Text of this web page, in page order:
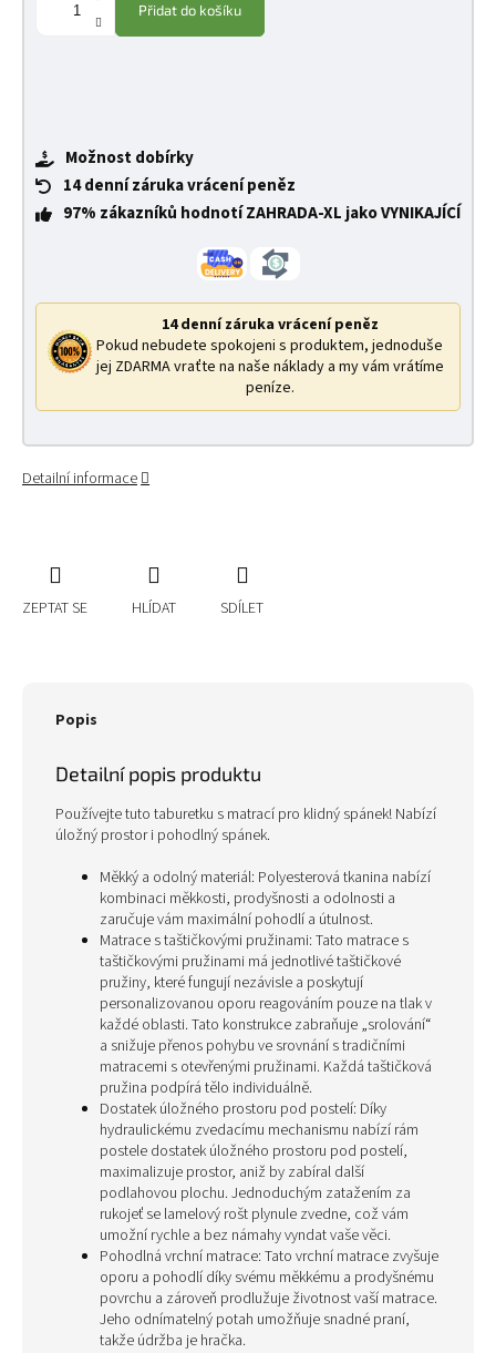
Přidat do košíku
Možnost dobírky
14 denní záruka vrácení peněz
97% zákazníků hodnotí ZAHRADA-XL jako VYNIKAJÍCÍ
14 denní záruka vrácení peněz
Pokud nebudete spokojeni s produktem, jednoduše
jej ZDARMA vraťte na naše náklady a my vám vrátíme
peníze.
Detailní informace
ZEPTAT SE HLÍDAT SDÍLET
Popis
Detailní popis produktu
Používejte tuto taburetku s matrací pro klidný spánek! Nabízí
úložný prostor i pohodlný spánek.
Měkký a odolný materiál: Polyesterová tkanina nabízí
kombinaci měkkosti, prodyšnosti a odolnosti a
zaručuje vám maximální pohodlí a útulnost.
Matrace s taštičkovými pružinami: Tato matrace s
taštičkovými pružinami má jednotlivé taštičkové
pružiny, které fungují nezávisle a poskytují
personalizovanou oporu reagováním pouze na tlak v
každé oblasti. Tato konstrukce zabraňuje „srolování“
a snižuje přenos pohybu ve srovnání s tradičními
matracemi s otevřenými pružinami. Každá taštičková
pružina podpírá tělo individuálně.
Dostatek úložného prostoru pod postelí: Díky
hydraulickému zvedacímu mechanismu nabízí rám
postele dostatek úložného prostoru pod postelí,
maximalizuje prostor, aniž by zabíral další
podlahovou plochu. Jednoduchým zatažením za
rukojeť se lamelový rošt plynule zvedne, což vám
umožní rychle a bez námahy vyndat vaše věci.
Pohodlná vrchní matrace: Tato vrchní matrace zvyšuje
oporu a pohodlí díky svému měkkému a prodyšnému
povrchu a zároveň prodlužuje životnost vaší matrace.
Jeho odnímatelný potah umožňuje snadné praní,
takže údržba je hračka.